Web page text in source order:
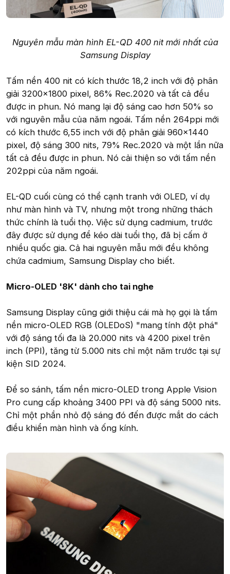
Nguyên mẫu màn hình EL-QD 400 nit mới nhất của
Samsung Display
Tấm nền 400 nit có kích thước 18,2 inch với độ phân
giải 3200x1800 pixel, 86% Rec.2020 và tất cả đều
được in phun. Nó mang lại độ sáng cao hơn 50% so
với nguyên mẫu của năm ngoái. Tấm nền 264ppi mới
có kích thước 6,55 inch với độ phân giải 960x1440
pixel, độ sáng 300 nits, 79% Rec.2020 và một lần nữa
tất cả đều được in phun. Nó cải thiện so với tấm nền
202ppi của năm ngoái.
EL-QD cuối cùng có thể cạnh tranh với OLED, ví dụ
như màn hình và TV, nhưng một trong những thách
thức chính là tuổi thọ. Việc sử dụng cadmium, trước
đây được sử dụng để kéo dài tuổi thọ, đã bị cấm ở
nhiều quốc gia. Cả hai nguyên mẫu mới đều không
chứa cadmium, Samsung Display cho biết.
Micro-OLED '8K' dành cho tai nghe
Samsung Display cũng giới thiệu cái mà họ gọi là tấm
nền micro-OLED RGB (OLEDoS) "mang tính đột phá"
với độ sáng tối đa là 20.000 nits và 4200 pixel trên
inch (PPI), tăng từ 5.000 nits chỉ một năm trước tại sự
kiện SID 2024.
Để so sánh, tấm nền micro-OLED trong Apple Vision
Pro cung cấp khoảng 3400 PPI và độ sáng 5000 nits.
Chỉ một phần nhỏ độ sáng đó đến được mắt do cách
điều khiển màn hình và ống kính.